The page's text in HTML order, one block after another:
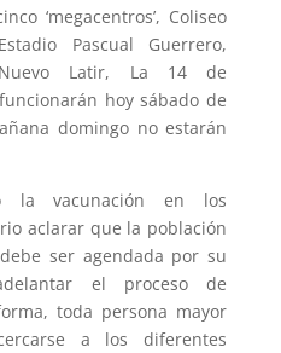
‘megacentros’, Coliseo
Pascual Guerrero,
Nuevo Latir, La 14 de
hoy sábado de
domingo no estarán
la vacunación en los
aclarar que la población
ser agendada por su
el proceso de
toda persona mayor
a los diferentes